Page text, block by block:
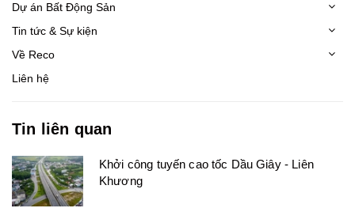
Dự án Bất Động Sản
Tin tức & Sự kiện
Về Reco
Liên hệ
Tin liên quan
Khởi công tuyến cao tốc Dầu Giây - Liên
Khương